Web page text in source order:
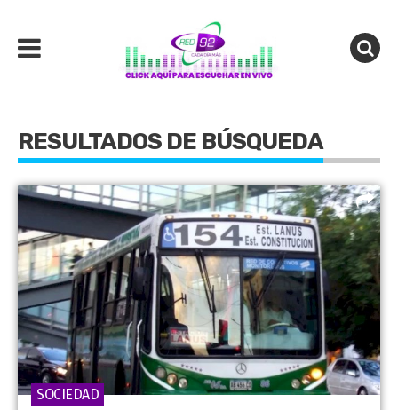
RESULTADOS DE BÚSQUEDA
SOCIEDAD